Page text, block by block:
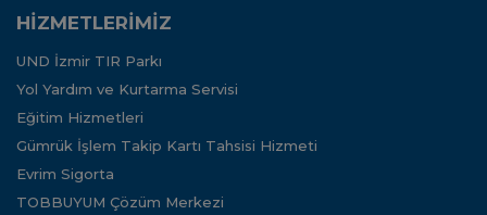
HİZMETLERİMİZ
UND İzmir TIR Parkı
Yol Yardım ve Kurtarma Servisi
Eğitim Hizmetleri
Gümrük İşlem Takip Kartı Tahsisi Hizmeti
Evrim Sigorta
TOBBUYUM Çözüm Merkezi